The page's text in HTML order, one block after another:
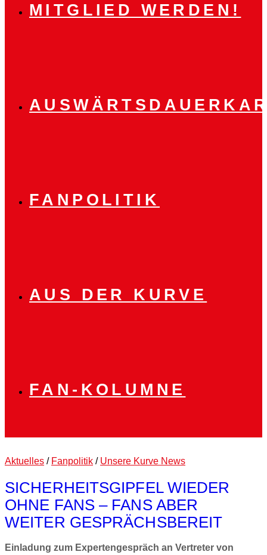
MITGLIED WERDEN!
FANPOLITIK
AUS DER KURVE
FAN-KOLUMNE
Aktuelles / Fanpolitik / Unsere Kurve News
SICHERHEITSGIPFEL WIEDER
OHNE FANS – FANS ABER
WEITER GESPRÄCHSBEREIT
Einladung zum Expertengespräch an Vertreter von